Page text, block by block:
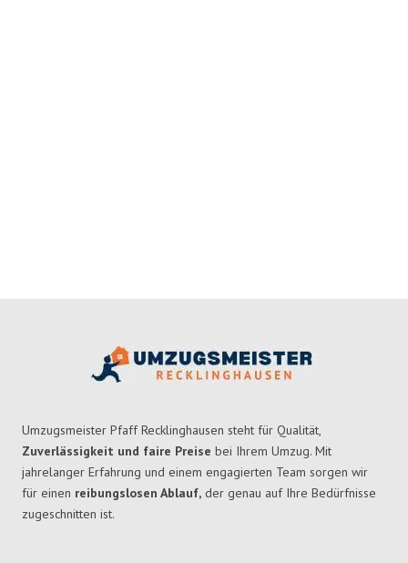
Umzugsmeister Pfaff Recklinghausen steht für Qualität,
Zuverlässigkeit und faire Preise bei Ihrem Umzug. Mit
jahrelanger Erfahrung und einem engagierten Team sorgen wir
für einen reibungslosen Ablauf, der genau auf Ihre Bedürfnisse
zugeschnitten ist.